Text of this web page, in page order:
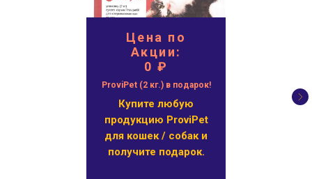
Цена по
Акции:
0 ₽
ProviPet (2 кг.) в подарок!
Купите любую
продукцию ProviPet
для кошек / собак и
получите подарок.